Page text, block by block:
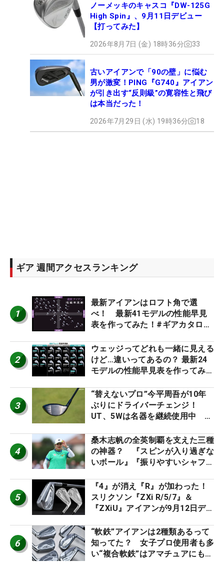
ノーメッキのキャスコ『DW-125G
High Spin』、9月11日デビュー
【打ってみた】
2026年8月7日 (金) 18時36分 33
古いアイアンで「90の壁」に悩む
男が激変！PING『G740』アイアン
が引き出す“反則級”の寛容性と飛び
は本当だった！
2026年7月29日 (水) 19時36分 18
ギア 週間アクセスランキング
1
最新アイアンはロフト角で選
べ！ 最新41モデルの性能早見
表を作ってみた！#ギアカタログ
2
ウェッジってどれも一緒に見える
けど…違いってあるの？ 最新24
モデルの性能早見表を作ってみ
3
“替えないプロ”今平周吾が10年
ぶりにドライバーチェンジ！
UT、5Wは名器を継続使用中 #
4
桑木志帆の全英制覇を支えた三種
の神器？ 『スピンが入り過ぎな
いボール』『振りやすいシャフ
ー』 #女子プロセッティング
5
『4』が消え『R』が加わった！
スリクソン『ZXi R/5/7』＆
『ZXiU』アイアンが9月12日デ
6
“軟鉄”アイアンは2種類あるって
知ってた？ 女子プロ使用者も多
い“複合軟鉄”はアマチュアにもオ